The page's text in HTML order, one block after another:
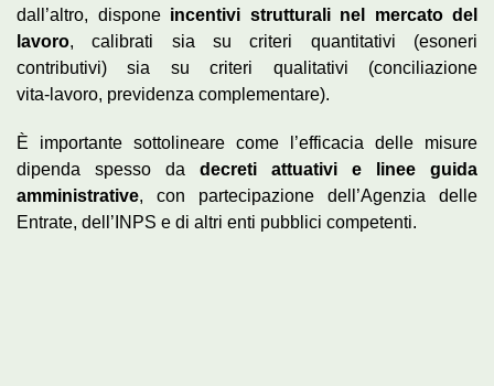
dall’altro, dispone incentivi strutturali nel mercato del
lavoro, calibrati sia su criteri quantitativi (esoneri
contributivi) sia su criteri qualitativi (conciliazione
vita‑lavoro, previdenza complementare).
È importante sottolineare come l’efficacia delle misure
dipenda spesso da decreti attuativi e linee guida
amministrative, con partecipazione dell’Agenzia delle
Entrate, dell’INPS e di altri enti pubblici competenti.